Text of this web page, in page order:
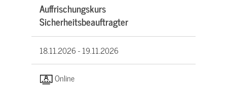
Auffrischungskurs
Sicherheitsbeauftragter
18.11.2026 -19.11.2026
Online